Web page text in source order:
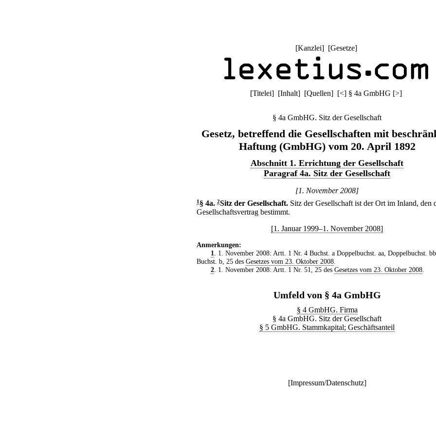
[Kanzlei] [Gesetze]
[Titelei] [Inhalt] [Quellen] [<] § 4a GmbHG [>]
§ 4a GmbHG. Sitz der Gesellschaft
Gesetz, betreffend die Gesellschaften mit
Haftung (GmbHG) vom 20. April 1892
Abschnitt 1. Errichtung der Gesellschaft
Paragraf 4a. Sitz der Gesellschaft
[1. November 2008]
1 § 4a. 2Sitz der Gesellschaft. Sitz der Gesellschaft ist der Ort im Inland, den
Gesellschaftsvertrag bestimmt.
[1. Januar 1999–1. November 2008]
Anmerkungen:
1
. 1. November 2008: Artt. 1 Nr. 4 Buchst. a Doppelbuchst. aa, Doppelbuchst. bb,
Buchst. b, 25 des Gesetzes vom 23. Oktober 2008
2. 1. November 2008: Artt. 1 Nr. 51, 25 des Gesetzes vom 23. Oktober 2008.
Umfeld von § 4a GmbHG
§ 4 GmbHG. Firma
§ 4a GmbHG. Sitz der Gesellschaft
§ 5 GmbHG. Stammkapital; Geschäftsanteil
[Impressum/Datenschutz]